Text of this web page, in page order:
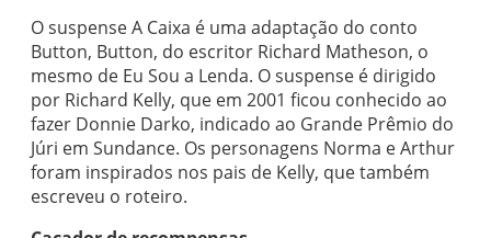
O suspense A Caixa é uma adaptação do conto
Button, Button, do escritor Richard Matheson, o
mesmo de Eu Sou a Lenda. O suspense é dirigido
por Richard Kelly, que em 2001 ficou conhecido ao
fazer Donnie Darko, indicado ao Grande Prêmio do
Júri em Sundance. Os personagens Norma e Arthur
foram inspirados nos pais de Kelly, que também
escreveu o roteiro.